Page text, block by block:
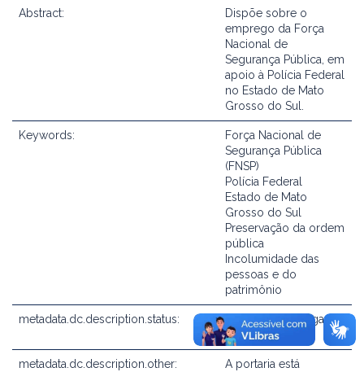
Abstract:
Dispõe sobre o
emprego da Força
Nacional de
Segurança Pública, em
apoio à Polícia Federal
no Estado de Mato
Grosso do Sul.
Keywords:
Força Nacional de
Segurança Pública
(FNSP)
Polícia Federal
Estado de Mato
Grosso do Sul
Preservação da ordem
pública
Incolumidade das
pessoas e do
patrimônio
metadata.dc.description.status:
Não consta revogação
expressa
metadata.dc.description.other:
A portaria está